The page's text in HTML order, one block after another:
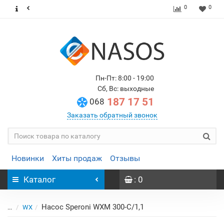
0 0
Пн-Пт: 8:00 - 19:00
Сб, Вс: выходные
068 187 17 51
Заказать обратный звонок
Новинки Хиты продаж Отзывы
Каталог : 0
... WX Насос Speroni WXM 300-C/1,1